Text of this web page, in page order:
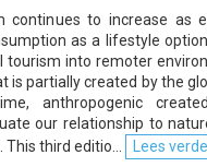
continues to increase as
as a lifestyle
tourism into remoter
is partially created by the
anthropogenic
our relationship to
third editio...
Lees